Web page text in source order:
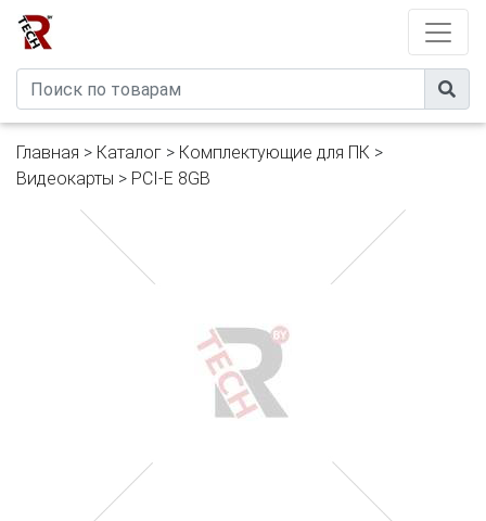
Главная > Каталог > Комплектующие для ПК >
Видеокарты > PCI-E 8GB